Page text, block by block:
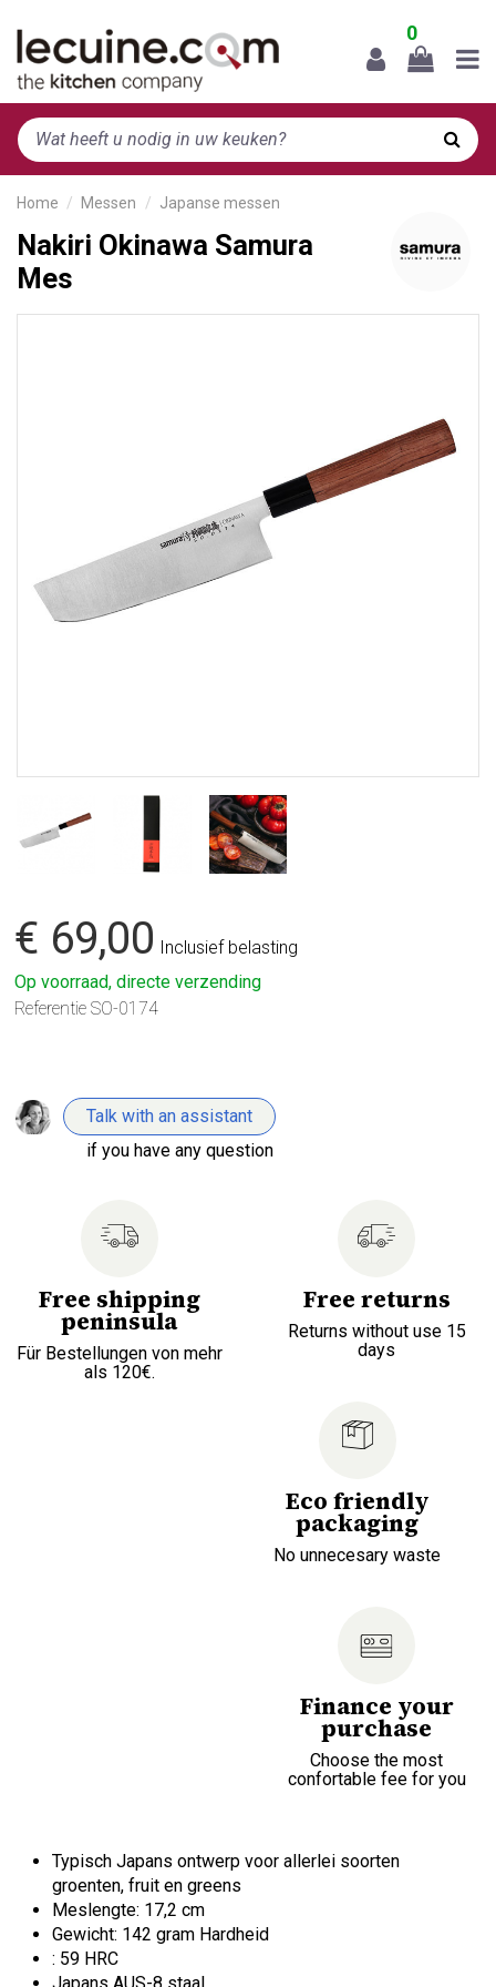
0
Home Messen Japanse messen
Nakiri Okinawa Samura
Mes
€ 69,00 Inclusief belasting
Op voorraad, directe verzending
Referentie SO-0174
Talk with an assistant
if you have any question
Free shipping
peninsula
Für Bestellungen von mehr
als 120€.
Free returns
Returns without use 15
days
Eco friendly
packaging
No unnecesary waste
Finance your
purchase
Choose the most
confortable fee for you
Typisch Japans ontwerp voor allerlei soorten
groenten, fruit en greens
Meslengte: 17,2 cm
Gewicht: 142 gram Hardheid
: 59 HRC